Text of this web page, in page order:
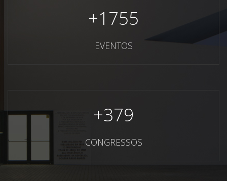
+1755
EVENTOS
+379
CONGRESSOS